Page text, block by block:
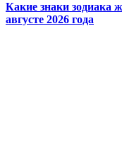
Какие знаки зодиака
августе 2026 года